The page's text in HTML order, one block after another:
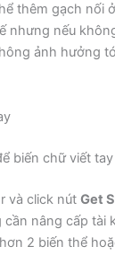
thêm gạch nối
nhưng nếu
ảnh hưởng
biến chữ viết
và click nútGet
nâng cấp tài
2 biến thể